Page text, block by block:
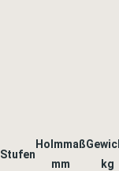
Stufen
Holmmaß
mm
kg